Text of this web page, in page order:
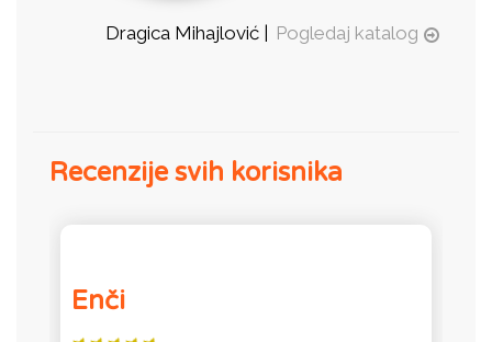
Dragica Mihajlović | Pogledaj katalog
Recenzije svih korisnika
Enči